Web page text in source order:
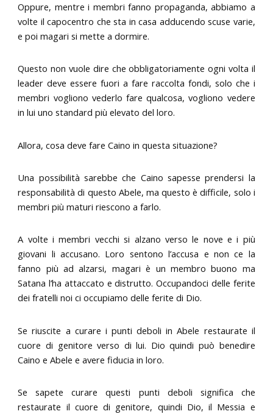
Oppure, mentre i membri fanno propaganda, abbiamo a
volte il capocentro che sta in casa adducendo scuse varie,
e poi magari si mette a dormire.
Questo non vuole dire che obbligatoriamente ogni volta il
leader deve essere fuori a fare raccolta fondi, solo che i
membri vogliono vederlo fare qualcosa, vogliono vedere
in lui uno standard più elevato del loro.
Allora, cosa deve fare Caino in questa situazione?
Una possibilità sarebbe che Caino sapesse prendersi la
responsabilità di questo Abele, ma questo è difficile, solo i
membri più maturi riescono a farlo.
A volte i membri vecchi si alzano verso le nove e i più
giovani li accusano. Loro sentono l’accusa e non ce la
fanno più ad alzarsi, magari è un membro buono ma
Satana l’ha attaccato e distrutto. Occupandoci delle ferite
dei fratelli noi ci occupiamo delle ferite di Dio.
Se riuscite a curare i punti deboli in Abele restaurate il
cuore di genitore verso di lui. Dio quindi può benedire
Caino e Abele e avere fiducia in loro.
Se sapete curare questi punti deboli significa che
restaurate il cuore di genitore, quindi Dio, il Messia e